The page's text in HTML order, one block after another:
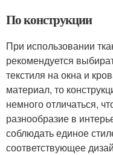
По конструкции
При использовании
рекомендуется
текстиля на окна и
материал, то
немного отличаться,
разнообразие в
соблюдать единое
соответствующее